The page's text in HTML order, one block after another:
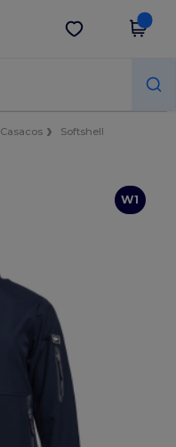
Obter app
Casacos
Softshell
W1